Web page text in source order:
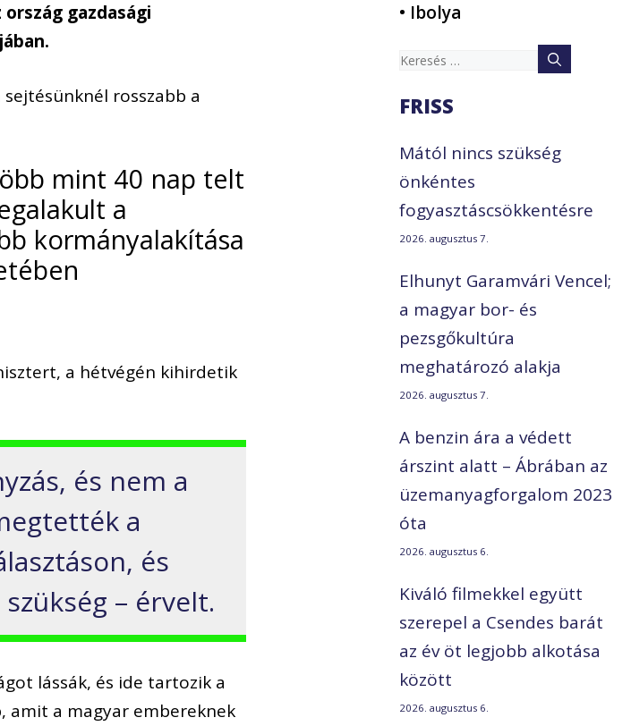
gazdasági
rosszabb a
mint 40 nap telt
a
kormányalakítása
a hétvégén kihirdetik
és nem a
a
és
– érvelt.
lássák, és ide tartozik a
amit a magyar embereknek
• Ibolya
Keresés:
FRISS
Mától nincs szükség
önkéntes
fogyasztáscsökkentésre
2026. augusztus 7.
Elhunyt Garamvári Vencel;
a magyar bor- és
pezsgőkultúra
meghatározó alakja
2026. augusztus 7.
A benzin ára a védett
árszint alatt – Ábrában az
üzemanyagforgalom 2023
óta
2026. augusztus 6.
Kiváló filmekkel együtt
szerepel a Csendes barát
az év öt legjobb alkotása
között
2026. augusztus 6.